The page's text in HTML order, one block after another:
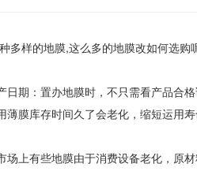
多样的地膜,这么多的地膜改如何选购
日期：置办地膜时，不只需看产品合
薄膜库存时间久了会老化，缩短运用寿
场上有些地膜由于消费设备老化，原